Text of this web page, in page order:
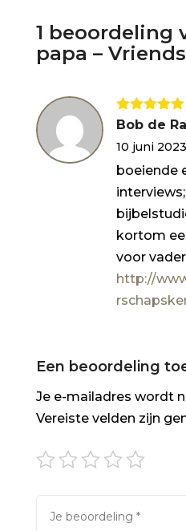
1 beoordeling
papa –
Gewaardeerd
Bob de
10 juni 2023
boeiende
kortom
voor
http://
Een beoordeling
Je e-mailadres wordt
Vereiste velden zijn